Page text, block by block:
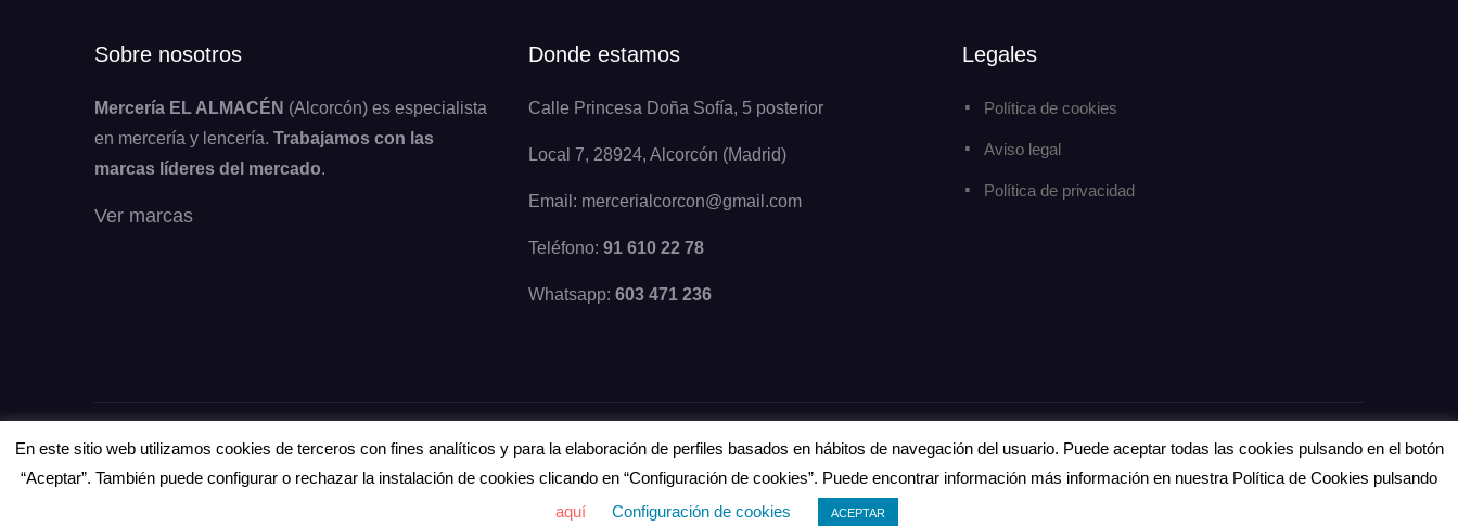
Sobre nosotros
Mercería EL ALMACÉN (Alcorcón) es especialista
en mercería y lencería. Trabajamos con las
marcas líderes del mercado.
Ver marcas
Donde estamos
Calle Princesa Doña Sofía, 5 posterior
Local 7, 28924, Alcorcón (Madrid)
Email: mercerialcorcon@gmail.com
Teléfono: 91 610 22 78
Whatsapp: 603 471 236
Legales
Política de cookies
Aviso legal
Política de privacidad
Copyright © Todos los derechos reservados. eCommerce Gem porProDesigns
En este sitio web utilizamos cookies de terceros con fines analíticos y para la elaboración de perfiles basados en hábitos de navegación del usuario. Puede aceptar todas las cookies pulsando en el botón
“Aceptar”. También puede configurar o rechazar la instalación de cookies clicando en “Configuración de cookies”. Puede encontrar información más información en nuestra Política de Cookies pulsando
aquí
Configuración de cookies ACEPTAR